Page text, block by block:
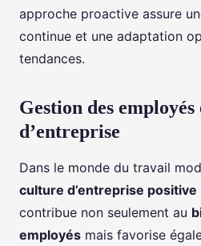
approche proactive assure
continue et une adaptation
tendances.
Gestion des
d’entreprise
Dans le monde du travail
culture d’entreprise positive
contribue non seulement au
employés mais favorise